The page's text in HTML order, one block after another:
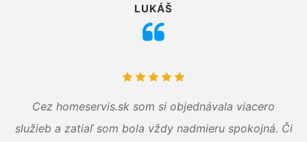
LUKÁŠ
Cez homeservis.sk som si objednávala viacero
služieb a zatiaľ som bola vždy nadmieru spokojná. Či